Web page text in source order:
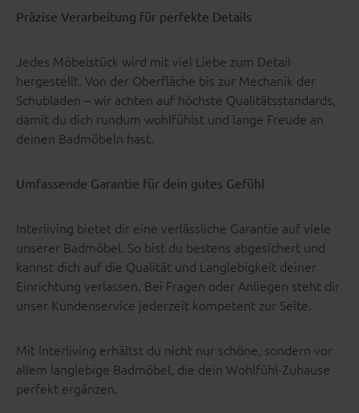
Präzise Verarbeitung für perfekte Details
Jedes Möbelstück wird mit viel Liebe zum Detail
hergestellt. Von der Oberfläche bis zur Mechanik der
Schubladen – wir achten auf höchste Qualitätsstandards,
damit du dich rundum wohlfühlst und lange Freude an
deinen Badmöbeln hast.
Umfassende Garantie für dein gutes Gefühl
Interliving bietet dir eine verlässliche Garantie auf viele
unserer Badmöbel. So bist du bestens abgesichert und
kannst dich auf die Qualität und Langlebigkeit deiner
Einrichtung verlassen. Bei Fragen oder Anliegen steht dir
unser Kundenservice jederzeit kompetent zur Seite.
Mit Interliving erhältst du nicht nur schöne, sondern vor
allem langlebige Badmöbel, die dein Wohlfühl-Zuhause
perfekt ergänzen.